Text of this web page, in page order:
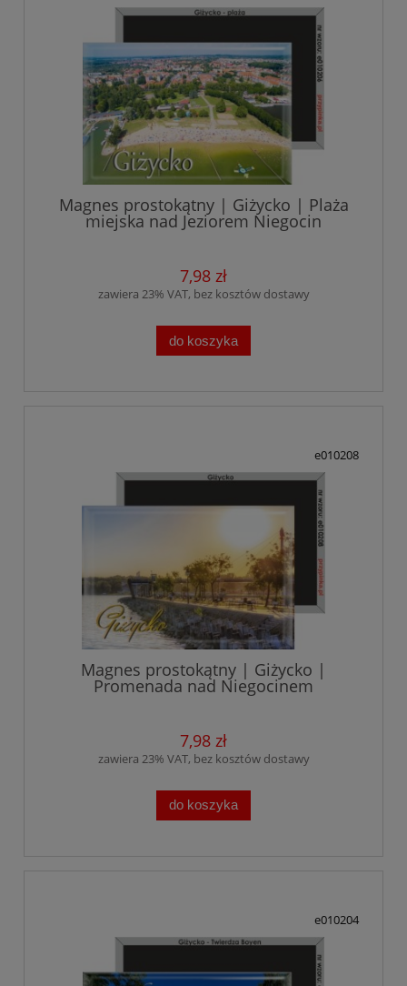
Magnes prostokątny | Giżycko | Plaża
miejska nad Jeziorem Niegocin
7,98 zł
zawiera 23% VAT, bez kosztów dostawy
do koszyka
e010208
Magnes prostokątny | Giżycko |
Promenada nad Niegocinem
7,98 zł
zawiera 23% VAT, bez kosztów dostawy
do koszyka
e010204